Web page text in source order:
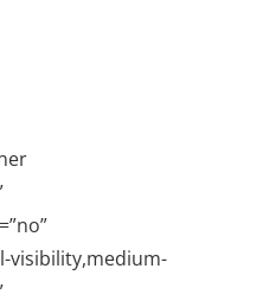
visibility,medium-